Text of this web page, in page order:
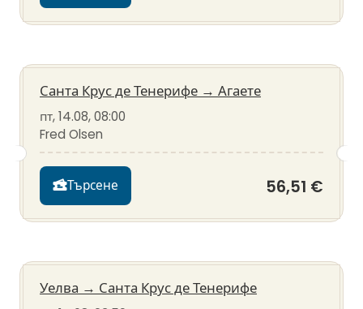
Санта Крус де Тенерифе → Агаете
пт, 14.08, 08:00
Fred Olsen
Търсене 56,51 €
Уелва → Санта Крус де Тенерифе